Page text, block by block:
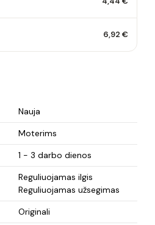
6,92 €
Nauja
Moterims
1 - 3 darbo dienos
Reguliuojamas ilgis
Reguliuojamas užsegimas
Originali